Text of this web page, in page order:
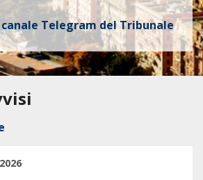
Telegram del Tribunale